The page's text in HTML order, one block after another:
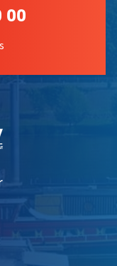
00
, Ouvre une nouvelle